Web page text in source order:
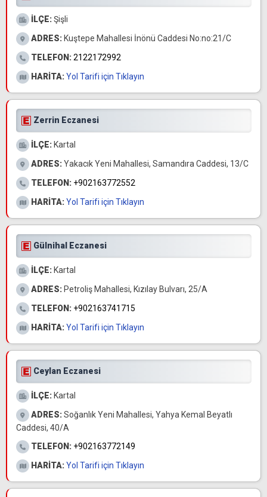
İLÇE:Şişli
ADRES: Kuştepe Mahallesi İnönü Caddesi No:no:21/C
TELEFON:2122172992
HARİTA:Yol Tarifi için Tıklayın
Zerrin Eczanesi
İLÇE: Kartal
ADRES:Yakacık Yeni Mahallesi, Samandıra Caddesi, 13/C
TELEFON: +902163772552
HARİTA:Yol Tarifi için Tıklayın
Gülnihal Eczanesi
İLÇE: Kartal
ADRES: Petroliş Mahallesi, Kızılay Bulvarı, 25/A
TELEFON: +902163741715
HARİTA:Yol Tarifi için Tıklayın
Ceylan Eczanesi
İLÇE: Kartal
ADRES:Soğanlık Yeni Mahallesi, Yahya Kemal Beyatlı
Caddesi, 40/A
TELEFON: +902163772149
HARİTA:Yol Tarifi için Tıklayın